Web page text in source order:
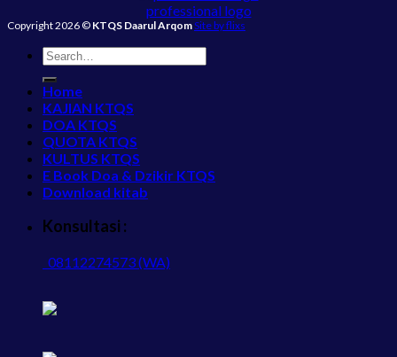
professional logo
Copyright 2026 © KTQS Daarul ArqomSite by flixs
Home
KAJIAN KTQS
DOA KTQS
QUOTA KTQS
KULTUS KTQS
E Book Doa & Dzikir KTQS
Download kitab
Konsultasi :
08112274573 (WA)